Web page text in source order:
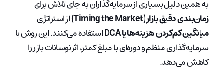
به همین دلیل بسیاری از سرمایه‌گذاران به جای تلاش برای
زمان‌بندی دقیق بازار (Timing the Market)
از استراتژی
میانگین کم‌کردن هزینه‌ها یا DCA
استفاده می‌کنند. این روش با
سرمایه‌گذاری منظم و دوره‌ای با مبلغ کمتر، اثر نوسانات بازار را
کاهش می‌دهد.